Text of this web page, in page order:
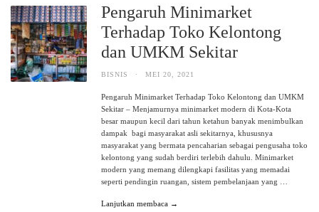
Pengaruh Minimarket
Terhadap Toko Kelontong
dan UMKM Sekitar
BISNIS · MEI 20, 2021
Pengaruh Minimarket Terhadap Toko Kelontong dan UMKM
Sekitar – Menjamurnya minimarket modern di Kota-Kota
besar maupun kecil dari tahun ketahun banyak menimbulkan
dampak bagi masyarakat asli sekitarnya, khususnya
masyarakat yang bermata pencaharian sebagai pengusaha toko
kelontong yang sudah berdiri terlebih dahulu. Minimarket
modern yang memang dilengkapi fasilitas yang memadai
seperti pendingin ruangan, sistem pembelanjaan yang …
Lanjutkan membaca →